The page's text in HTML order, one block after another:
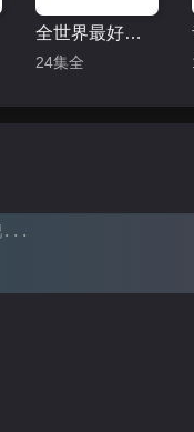
全世界最好的你
24集全